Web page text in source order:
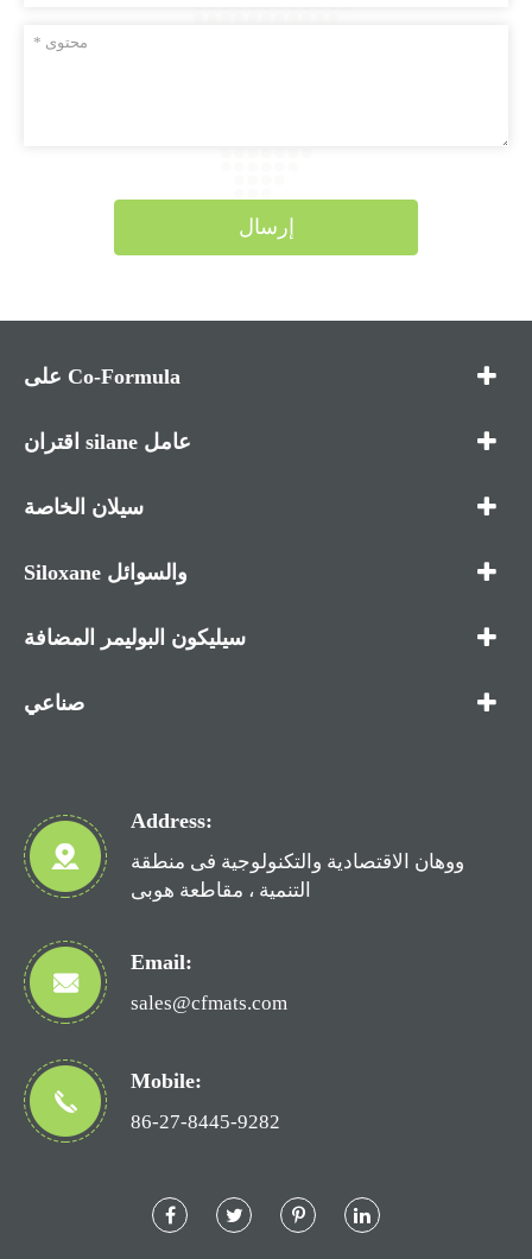
إرسال
على Co-Formula
اقتران silane عامل
سيلان الخاصة
Siloxane والسوائل
سيليكون البوليمر المضافة
صناعي
Address:
ووهان الاقتصادية والتكنولوجية فى منطقة
التنمية ، مقاطعة هوبى
Email:
sales@cfmats.com
Mobile:
86-27-8445-9282